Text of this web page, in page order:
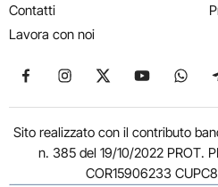
Contatti
Lavora con noi
Seguici su Facebook
Seguici su Instagram
Seguici su X
Seguici su
Sito realizzato con il contributo
n. 385 del 19/10/2022 PROT.
COR15906233